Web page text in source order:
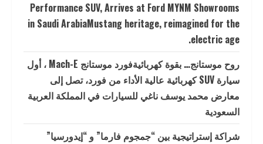
Performance SUV, Arrives at Ford MYNM Showrooms
in Saudi ArabiaMustang heritage, reimagined for the
electric age.
روح موستانج… بقوة كهربائيةفورد موستانج Mach-E ، أول
سيارة SUV كهربائية عالية الأداء من فورد، تصل إلى
معارض محمد يوسف ناغي للسيارات في المملكة العربية
السعودية
شراكة إستراتيجية بين “جمجوم فارما” و “إيدورسيا”